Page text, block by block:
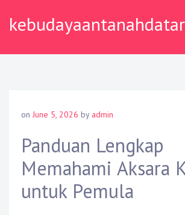
on June 5, 2026 by admin
Panduan Lengkap
Memahami Aksara
untuk Pemula